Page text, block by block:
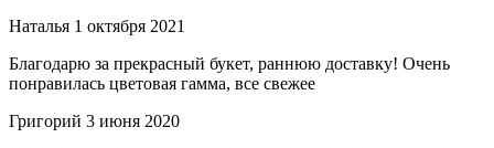
Наталья 1 октября 2021
Благодарю за прекрасный букет, раннюю доставку! Очень
понравилась цветовая гамма, все свежее
Григорий 3 июня 2020